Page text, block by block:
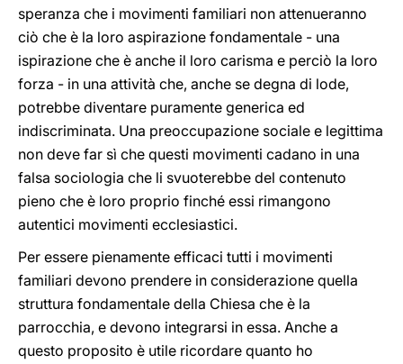
speranza che i movimenti familiari non attenueranno
ciò che è la loro aspirazione fondamentale - una
ispirazione che è anche il loro carisma e perciò la loro
forza - in una attività che, anche se degna di lode,
potrebbe diventare puramente generica ed
indiscriminata. Una preoccupazione sociale e legittima
non deve far sì che questi movimenti cadano in una
falsa sociologia che li svuoterebbe del contenuto
pieno che è loro proprio finché essi rimangono
autentici movimenti ecclesiastici.
Per essere pienamente efficaci tutti i movimenti
familiari devono prendere in considerazione quella
struttura fondamentale della Chiesa che è la
parrocchia, e devono integrarsi in essa. Anche a
questo proposito è utile ricordare quanto ho